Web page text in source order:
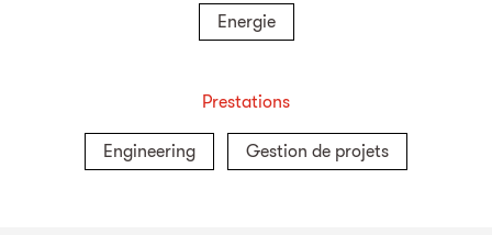
Energie
Prestations
Engineering Gestion de projets